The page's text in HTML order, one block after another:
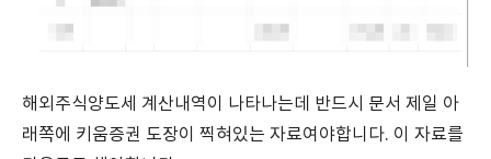
해외주식양도세 계산내역이 나타나는데 반드시 문서 제일 아
래쪽에 키움증권 도장이 찍혀있는 자료여야합니다. 이 자료를